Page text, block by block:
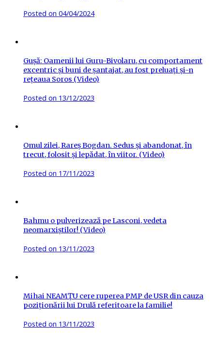
Posted on 04/04/2024
Gușă: Oamenii lui Guru-Bivolaru, cu comportament
excentric și buni de șantajat, au fost preluați și-n
rețeaua Soros (Video)
Posted on 13/12/2023
Omul zilei, Rareș Bogdan. Sedus și abandonat, în
trecut, folosit și lepădat, în viitor. (Video)
Posted on 17/11/2023
Bahmu o pulverizează pe Lasconi, vedeta
neomarxiștilor! (Video)
Posted on 13/11/2023
Mihai NEAMȚU cere ruperea PMP de USR din cauza
poziționării lui Drulă referitoare la familie!
Posted on 13/11/2023